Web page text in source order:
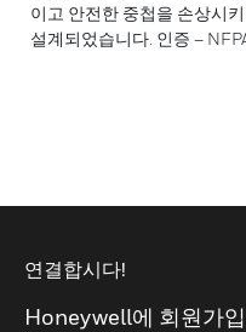
이고 안전한 중첩을 손상시
설계되었습니다. 인증 –
연결합시다!
Honeywell에 회원가